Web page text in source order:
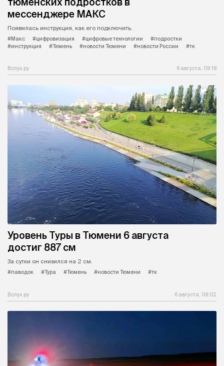
мессенджере МАКС
Появилась инструкция, как его подключить.
#Макс
#цифровизация #цифровые технологии
#подростки
#инструкция
#Тюмень #новости Тюмени #новости России #тк
Вслух.ру 6 августа, 09:18
Уровень Туры в Тюмени 6 августа
достиг 887 см
За сутки он снизился на 2 см.
#паводок
#Тура #Тюмень #новости Тюмени #тк
Вслух.ру 6 августа, 09:02